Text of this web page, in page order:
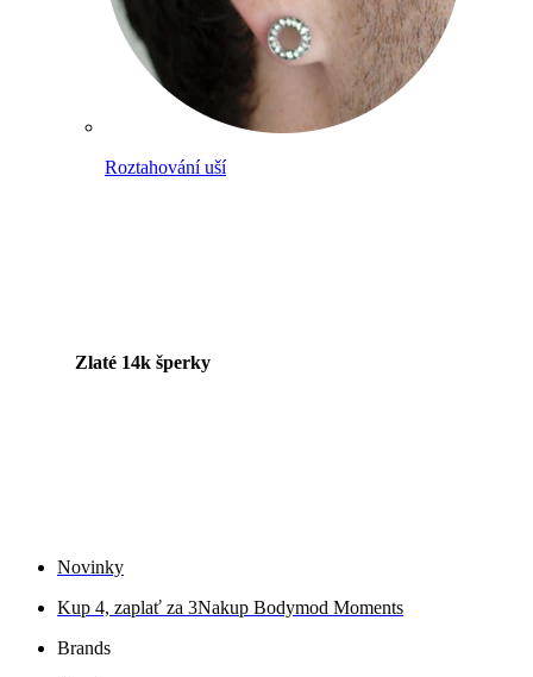
Roztahování uší
Zlaté 14k šperky
Novinky
Kup 4, zaplať za 3Nakup Bodymod Moments
Brands